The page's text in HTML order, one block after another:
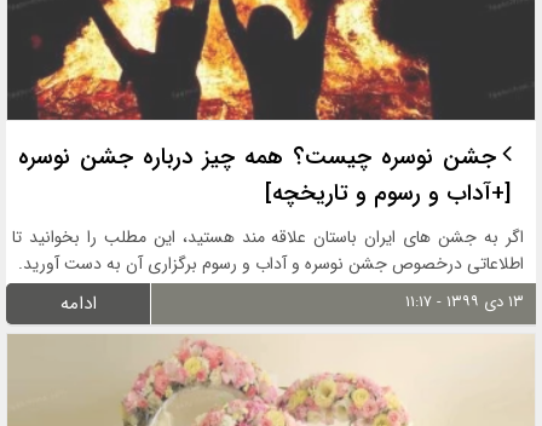
جشن نوسره چیست؟ همه چیز درباره جشن نوسره
[+آداب و رسوم و تاریخچه]
اگر به جشن های ایران باستان علاقه مند هستید، این مطلب را بخوانید تا
اطلاعاتی درخصوص جشن نوسره و آداب و رسوم برگزاری آن به دست آورید.
۱۳ دی ۱۳۹۹ - ۱۱:۱۷ ادامه